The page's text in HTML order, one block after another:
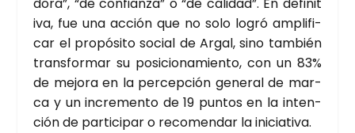
i­va, fue una acción que no solo logró ampli­fi­
car el pro­pó­si­to social de Argal, sino tam­bién
trans­for­mar su posi­cio­na­mien­to, con un 83%
de mejo­ra en la per­cep­ción gene­ral de mar­
ca y un incre­men­to de 19 pun­tos en la inten­
ción de par­ti­ci­par o reco­men­dar la ini­cia­ti­va.